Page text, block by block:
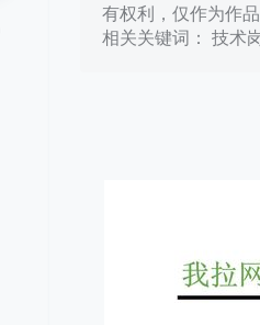
有权利，仅作为作
相关关键词： 技术